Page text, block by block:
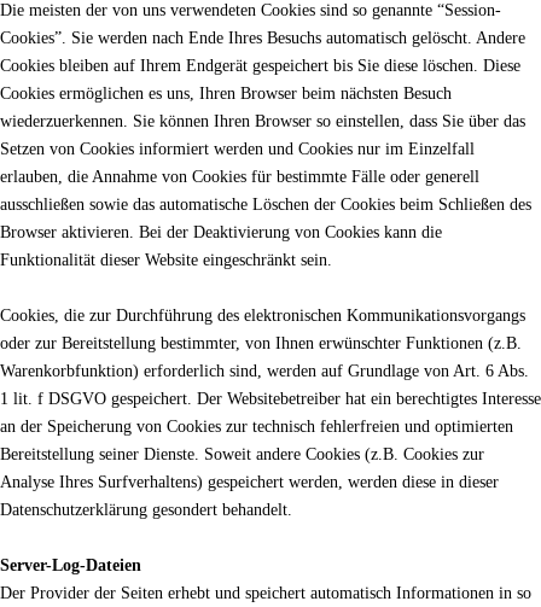
Die meisten der von uns verwendeten Cookies sind so genannte “Session-
Cookies”. Sie werden nach Ende Ihres Besuchs automatisch gelöscht. Andere
Cookies bleiben auf Ihrem Endgerät gespeichert bis Sie diese löschen. Diese
Cookies ermöglichen es uns, Ihren Browser beim nächsten Besuch
wiederzuerkennen. Sie können Ihren Browser so einstellen, dass Sie über das
Setzen von Cookies informiert werden und Cookies nur im Einzelfall
erlauben, die Annahme von Cookies für bestimmte Fälle oder generell
ausschließen sowie das automatische Löschen der Cookies beim Schließen des
Browser aktivieren. Bei der Deaktivierung von Cookies kann die
Funktionalität dieser Website eingeschränkt sein.
Cookies, die zur Durchführung des elektronischen Kommunikationsvorgangs
oder zur Bereitstellung bestimmter, von Ihnen erwünschter Funktionen (z.B.
Warenkorbfunktion) erforderlich sind, werden auf Grundlage von Art. 6 Abs.
1 lit. f DSGVO gespeichert. Der Websitebetreiber hat ein berechtigtes Interesse
an der Speicherung von Cookies zur technisch fehlerfreien und optimierten
Bereitstellung seiner Dienste. Soweit andere Cookies (z.B. Cookies zur
Analyse Ihres Surfverhaltens) gespeichert werden, werden diese in dieser
Datenschutzerklärung gesondert behandelt.
Server-Log-Dateien
Der Provider der Seiten erhebt und speichert automatisch Informationen in so